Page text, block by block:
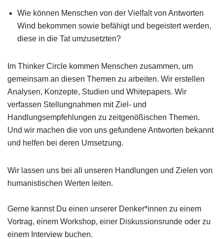
Wie können Menschen von der Vielfalt von Antworten
Wind bekommen sowie befähigt und begeistert werden,
diese in die Tat umzusetzten?
Im Thinker Circle kommen Menschen zusammen, um
gemeinsam an diesen Themen zu arbeiten. Wir erstellen
Analysen, Konzepte, Studien und Whitepapers. Wir
verfassen Stellungnahmen mit Ziel- und
Handlungsempfehlungen zu zeitgenößischen Themen.
Und wir machen die von uns gefundene Antworten bekannt
und helfen bei deren Umsetzung.
Wir lassen uns bei all unseren Handlungen und Zielen von
humanistischen Werten leiten.
Gerne kannst Du einen unserer Denker*innen zu einem
Vortrag, einem Workshop, einer Diskussionsrunde oder zu
einem Interview buchen.